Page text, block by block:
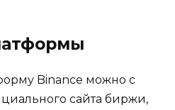
Binance можно с
сайта биржи,